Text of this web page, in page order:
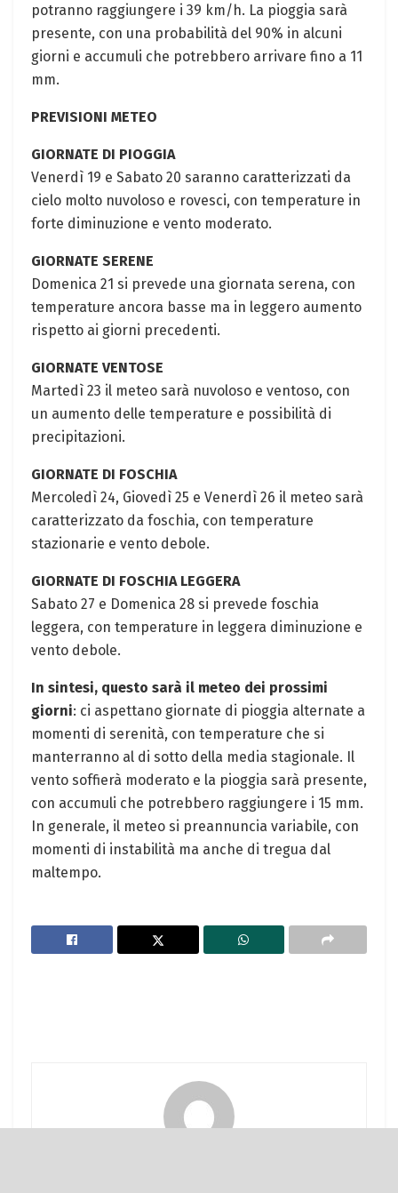
potranno raggiungere i 39 km/h. La pioggia sarà
presente, con una probabilità del 90% in alcuni
giorni e accumuli che potrebbero arrivare fino a 11
mm.
PREVISIONI METEO
GIORNATE DI PIOGGIA
Venerdì 19 e Sabato 20 saranno caratterizzati da
cielo molto nuvoloso e rovesci, con temperature in
forte diminuzione e vento moderato.
GIORNATE SERENE
Domenica 21 si prevede una giornata serena, con
temperature ancora basse ma in leggero aumento
rispetto ai giorni precedenti.
GIORNATE VENTOSE
Martedì 23 il meteo sarà nuvoloso e ventoso, con
un aumento delle temperature e possibilità di
precipitazioni.
GIORNATE DI FOSCHIA
Mercoledì 24, Giovedì 25 e Venerdì 26 il meteo sarà
caratterizzato da foschia, con temperature
stazionarie e vento debole.
GIORNATE DI FOSCHIA LEGGERA
Sabato 27 e Domenica 28 si prevede foschia
leggera, con temperature in leggera diminuzione e
vento debole.
In sintesi, questo sarà il meteo dei prossimi
giorni: ci aspettano giornate di pioggia alternate a
momenti di serenità, con temperature che si
manterranno al di sotto della media stagionale. Il
vento soffierà moderato e la pioggia sarà presente,
con accumuli che potrebbero raggiungere i 15 mm.
In generale, il meteo si preannuncia variabile, con
momenti di instabilità ma anche di tregua dal
maltempo.